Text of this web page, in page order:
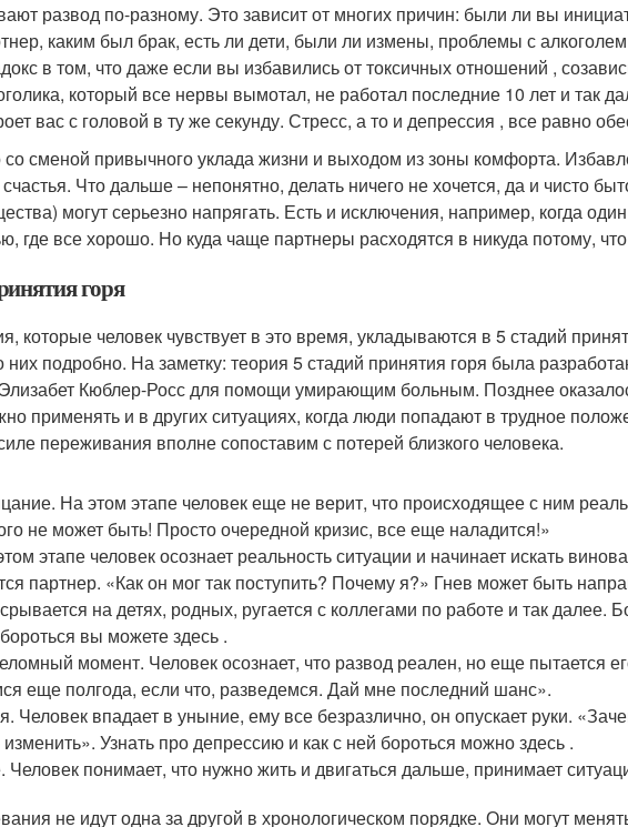
развод по-разному. Это зависит от многих причин: были ли вы
каким был брак, есть ли дети, были ли измены, проблемы с алкоголем
в том, что даже если вы избавились от токсичных отношений ,
который все нервы вымотал, не работал последние 10 лет и так
вас с головой в ту же секунду. Стресс, а то и депрессия , все равно
со сменой привычного уклада жизни и выходом из зоны комфорта.
счастья. Что дальше – непонятно, делать ничего не хочется, да и чисто
могут серьезно напрягать. Есть и исключения, например, когда
где все хорошо. Но куда чаще партнеры расходятся в никуда потому,
горя
которые человек чувствует в это время, укладываются в 5 стадий
них подробно. На заметку: теория 5 стадий принятия горя была
Кюблер-Росс для помощи умирающим больным. Позднее
применять и в других ситуациях, когда люди попадают в трудное
переживания вполне сопоставим с потерей близкого человека.
На этом этапе человек еще не верит, что происходящее с ним
не может быть! Просто очередной кризис, все еще наладится!»
этапе человек осознает реальность ситуации и начинает искать
партнер. «Как он мог так поступить? Почему я?» Гнев может быть
на детях, родных, ругается с коллегами по работе и так далее.
вы можете здесь .
момент. Человек осознает, что развод реален, но еще пытается
еще полгода, если что, разведемся. Дай мне последний шанс».
Человек впадает в уныние, ему все безразлично, он опускает руки.
изменить». Узнать про депрессию и как с ней бороться можно здесь .
Человек понимает, что нужно жить и двигаться дальше, принимает
не идут одна за другой в хронологическом порядке. Они могут